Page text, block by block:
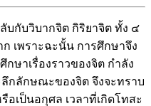
บกับวิบากจิต กิริยาจิต ทั้ง ๔
ก เพราะฉะนั้น การศึกษาจึง
กษาเรื่องราวของจิต กำลัง
กลักษณะของจิต จึงจะทราบ
เป็นอกุศล เวลาที่เกิดโทสะ